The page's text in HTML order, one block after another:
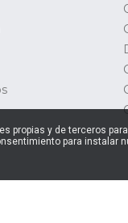
propias y de terceros
para instalar